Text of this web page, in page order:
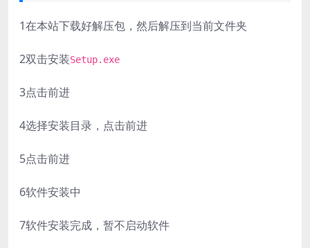
1在本站下载好解压包，然后解压到当前文件夹
2双击安装Setup.exe
3点击前进
4选择安装目录，点击前进
5点击前进
6软件安装中
7软件安装完成，暂不启动软件